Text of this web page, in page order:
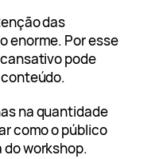
das
enorme. Por esse
pode
na quantidade
como o público
workshop.